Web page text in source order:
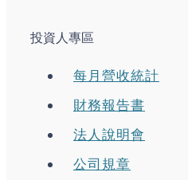
投資人專區
每月營收統計
財務報告書
法人說明會
公司規章